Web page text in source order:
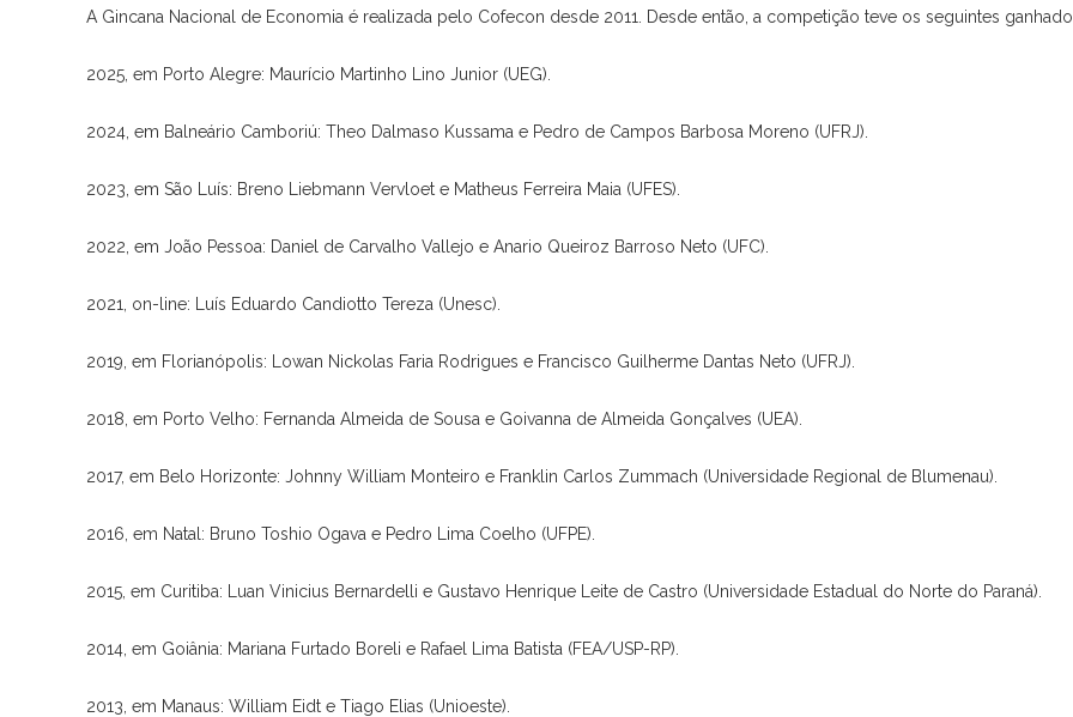
A Gincana Nacional de Economia é realizada pelo Cofecon desde 2011. Desde então, a competição teve os seguintes
2025, em Porto Alegre: Maurício Martinho Lino Junior (UEG).
2024, em Balneário Camboriú: Theo Dalmaso Kussama e Pedro de Campos Barbosa Moreno (UFRJ).
2023, em São Luís: Breno Liebmann Vervloet e Matheus Ferreira Maia (UFES).
2022, em João Pessoa: Daniel de Carvalho Vallejo e Anario Queiroz Barroso Neto (UFC).
2021, on-line: Luís Eduardo Candiotto Tereza (Unesc).
2019, em Florianópolis: Lowan Nickolas Faria Rodrigues e Francisco Guilherme Dantas Neto (UFRJ).
2018, em Porto Velho: Fernanda Almeida de Sousa e Goivanna de Almeida Gonçalves (UEA).
2017, em Belo Horizonte: Johnny William Monteiro e Franklin Carlos Zummach (Universidade Regional de Blumenau).
2016, em Natal: Bruno Toshio Ogava e Pedro Lima Coelho (UFPE).
2015, em Curitiba: Luan Vinicius Bernardelli e Gustavo Henrique Leite de Castro (Universidade Estadual do Norte do Paraná).
2014, em Goiânia: Mariana Furtado Boreli e Rafael Lima Batista (FEA/USP-RP).
2013, em Manaus: William Eidt e Tiago Elias (Unioeste).